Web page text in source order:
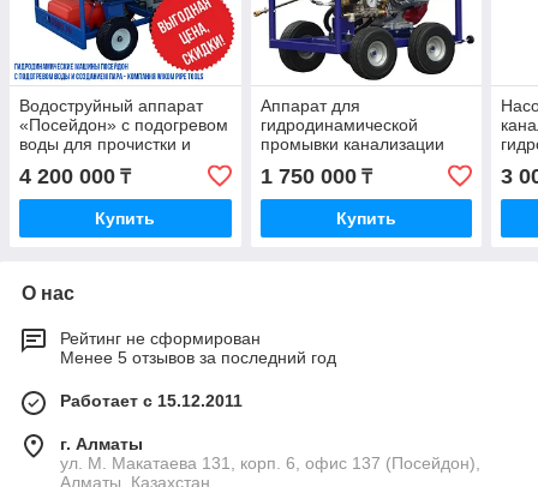
Водоструйный аппарат
«Посейдон» с подогревом
воды для прочистки и
разморозки труб
4 200 000 ₸
Купить
Аппарат для
гидродинамической
промывки канализации
Посейдон B15-150-26-4W
1 750 000₸
Купить
3
О нас
Рейтинг не сформирован
Менее 5 отзывов за последний год
Работает с 15.12.2011
г. Алматы
ул. М. Макатаева 131, корп. 6, офис 137 (Посейдон),
Алматы, Казахстан